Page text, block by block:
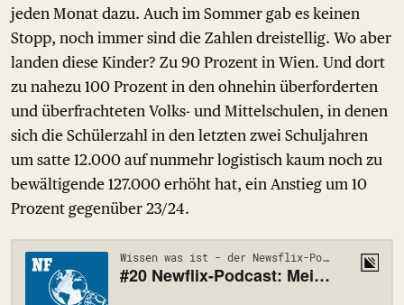
jeden Monat dazu. Auch im Sommer gab es keinen
Stopp, noch immer sind die Zahlen dreistellig. Wo aber
landen diese Kinder? Zu 90 Prozent in Wien. Und dort
zu nahezu 100 Prozent in den ohnehin überforderten
und überfrachteten Volks- und Mittelschulen, in denen
sich die Schülerzahl in den letzten zwei Schuljahren
um satte 12.000 auf nunmehr logistisch kaum noch zu
bewältigende 127.000 erhöht hat, ein Anstieg um 10
Prozent gegenüber 23/24.